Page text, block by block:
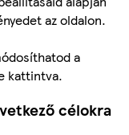
az oldalon.
a
kattintva.
célokra